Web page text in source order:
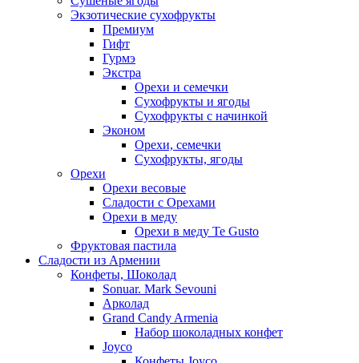
Экзотические сухофрукты
Премиум
Гифт
Гурмэ
Экстра
Орехи и семечки
Сухофрукты и ягоды
Сухофрукты с начинкой
Эконом
Орехи, семечки
Сухофрукты, ягоды
Орехи
Орехи весовые
Сладости с Орехами
Орехи в меду
Орехи в меду Te Gusto
Фруктовая пастила
Сладости из Армении
Конфеты, Шоколад
Sonuar. Mark Sevouni
Арколад
Grand Candy Armenia
Набор шоколадных конфет
Joyco